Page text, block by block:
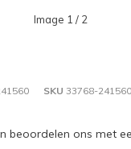
Image 1 / 2
SKU 33768-241560
beoordelen ons met